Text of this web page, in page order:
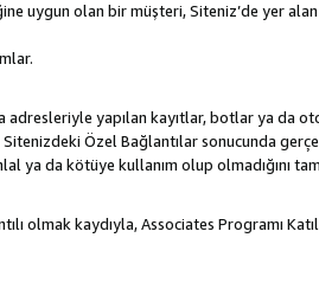
uygun olan bir müşteri, Siteniz’de yer
yapılan kayıtlar, botlar ya da
Özel Bağlantılar sonucunda
ya da kötüye kullanım olup olmadığını
kaydıyla, Associates Programı